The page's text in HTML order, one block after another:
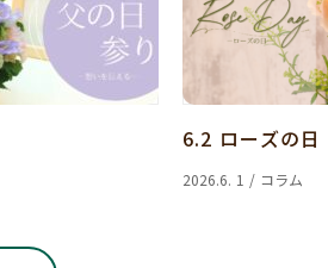
6.2 ローズの日
2026.6. 1 / コラム